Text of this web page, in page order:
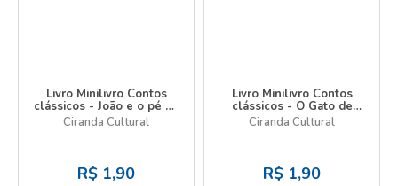
Livro Minilivro Contos
clássicos - João e o pé de
feijão
Ciranda Cultural
R$ 1,90
Livro Minilivro Contos
clássicos - O Gato de
Botas
Ciranda Cultural
R$ 1,90